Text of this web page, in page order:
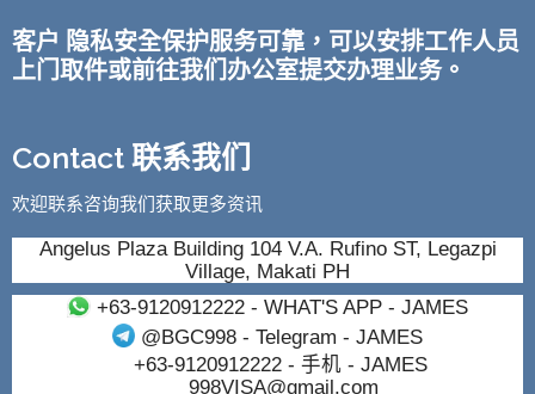
客户 隐私安全保护服务可靠，可以安排工作人员
上门取件或前往我们办公室提交办理业务。
Contact 联系我们
欢迎联系咨询我们获取更多资讯
Angelus Plaza Building 104 V.A. Rufino ST, Legazpi
Village, Makati PH
+63-9120912222- WHAT'S APP - JAMES
@BGC998 - Telegram - JAMES
+63-9120912222- 手机 - JAMES
998VISA@gmail.com